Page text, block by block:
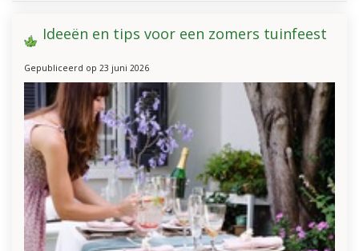
Ideeën en tips voor een zomers tuinfeest
Gepubliceerd op 23 juni 2026